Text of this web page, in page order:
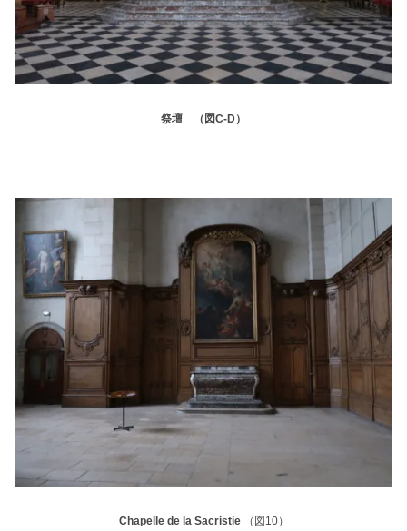
祭壇 （図C-D）
Chapelle de la Sacristie （図10）